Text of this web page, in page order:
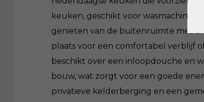
keuken, geschikt voor wasmachines
genieten van de buitenruimte met
plaats voor een comfortabel verblijf
beschikt over een inloopdouche en
bouw, wat zorgt voor een goede
privatieve kelderberging en een